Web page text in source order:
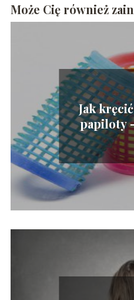
Może Cię również
Jak
papiloty